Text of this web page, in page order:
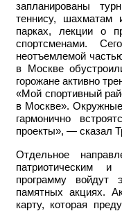
запланированы
теннису, шахматам
парках, лекции о
спортсменами.
неотъемлемой
в Москве
горожане активно
«Мой спортивный
в Москве».
гармонично
проекты», — сказал
Отдельное
патриотическим
программу
памятных акциях.
карту, которая